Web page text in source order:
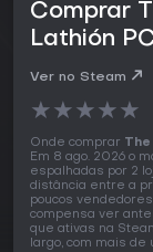
Comprar
Lathión
Ver no Steam
★★★★★
Onde comprar The
Em 8 ago. 2026 o
espalhadas por 2
distância entre a
poucos
compensa ver
que ativas na
largo, com mais de